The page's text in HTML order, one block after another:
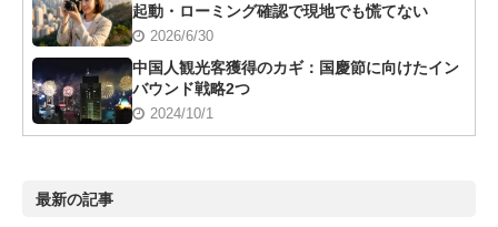
起動・ローミング確認で現地でも慌てない
2026/6/30
中国人観光客獲得のカギ：国慶節に向けたイン
バウンド戦略2つ
2024/10/1
最新の記事